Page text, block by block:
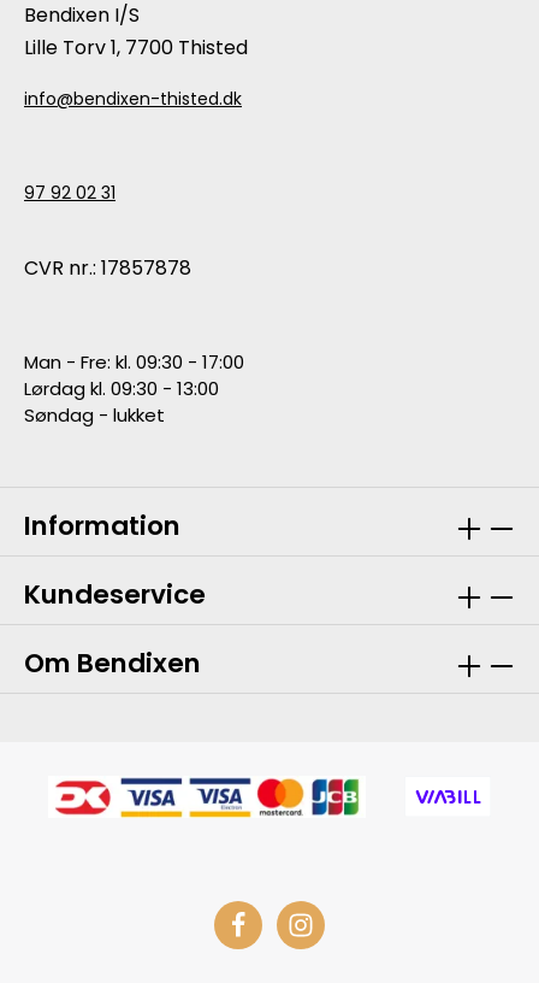
Bendixen I/S
Lille Torv 1, 7700 Thisted
info@bendixen-thisted.dk
97 92 02 31
CVR nr.: 17857878
Man - Fre: kl. 09:30 - 17:00
Lørdag kl. 09:30 - 13:00
Søndag - lukket
Information
Kundeservice
Om Bendixen